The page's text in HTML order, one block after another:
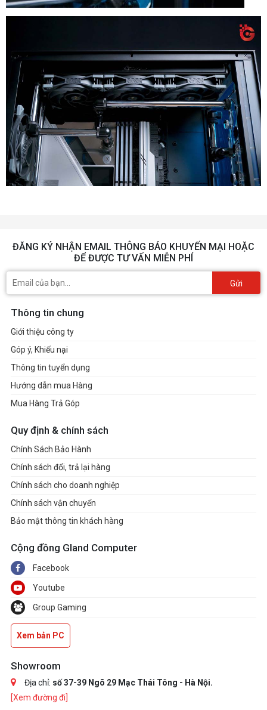
ĐĂNG KÝ NHẬN EMAIL THÔNG BÁO KHUYẾN MẠI HOẶC
ĐỂ ĐƯỢC TƯ VẤN MIỄN PHÍ
Gửi
Thông tin chung
Giới thiệu công ty
Góp ý, Khiếu nại
Thông tin tuyển dụng
Hướng dẫn mua Hàng
Mua Hàng Trả Góp
Quy định & chính sách
Chính Sách Bảo Hành
Chính sách đổi, trả lại hàng
Chính sách cho doanh nghiệp
Chính sách vận chuyển
Bảo mật thông tin khách hàng
Cộng đồng Gland Computer
Facebook
Youtube
Group Gaming
Xem bản PC
Showroom
Địa chỉ: số 37-39 Ngõ 29 Mạc Thái Tông - Hà Nội.
[Xem đường đi]